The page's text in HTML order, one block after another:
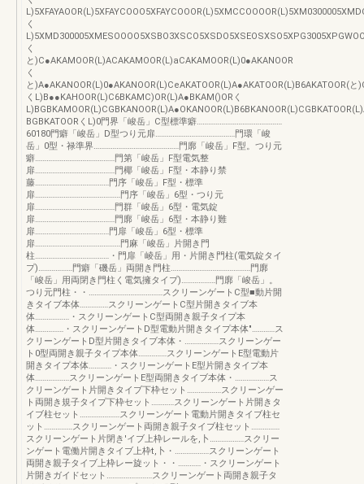
く
く
と)C●AKAMOOR(L)ACAKAMOOR(L)aCAKAMOOR(L)0●AKANOOR
く
と)A●AKANOOR(L)0●AKANOOR(L)CeAKATOOR(L)A●AKATOOR(L)B6AKATOOR(
くL)B●●KAHOOR(L)C6BKAMC)OR(L)A●BKAM()ORく
BGBKATOORくL)0門界「峻岳」C型標準癖………………………………………
60180門癖「峻岳」D型つり元扉……………………………………門環「峻
岳」0型・禄準界………………………………………門廓「峻岳」F型。つり元
癖……………………………………門第「峻岳」F型電気整
扉……………………………………門椰「峻岳」F型・本静り禁
藤…………………………………門序「峻岳」F型・標準
扉………………………………………門序「峻岳」6型・つり元
扉……………………………………門群「峻岳」6型・電気錠
扉……………………………………門廓「峻岳」6型・本静り難
扉…………………………………門扉「峻岳」6型・標準
扉………………………………………門麻「峻岳」片開き門
柱…………………………………・門扉「崚岳」用・片開き門柱(電気錠タイ
プ)………………門癖「磯岳」両開き門柱……………………………………門廓
「峻岳」用両閉き門柱く電気擁タイプ)………………門廓「峻岳」。
つり元門柱・・…………………………………スクリーンゲートC型■動片開
きタイブ本体……………スクリーンゲートC型片開きタイブ本
体………………・スクリーンゲートC型両開き親子タイプ本
体……………・スクリーンゲートD型電動片開きタイプ本体"…………ス
クリーンゲートD型片開きタイブ本体・………………スクリーンゲー
ト0型両開き親子タイプ本体……………スクリーンゲートE型電動片
開きタイプ本体…………・スクリーンゲートE型片開きタイプ本
体………………スクリーンゲートE型両開きタイブ本体・………………ス
クリーンゲート片開きタイブ下枠セット………………スクリーンゲー
ト両開き規子タイプ下枠セット…………スクリーンゲート片開きタ
イブ柱セット…………………スクリーンゲート電動片開きタイブ柱セ
ット……………スクリーンゲート両開き親子タイブ柱セット……………
スクリーンゲート片閉き'イブ上枠レールを,卜………………スクリー
ンゲート電働片開きタイブ上枠t,卜・………………スクリーンゲート
両開き親子タイブ上枠レー旋ット・・…………・スクリーンゲート
片開きガイドセット……………………スクリーンゲート両開き親子タ